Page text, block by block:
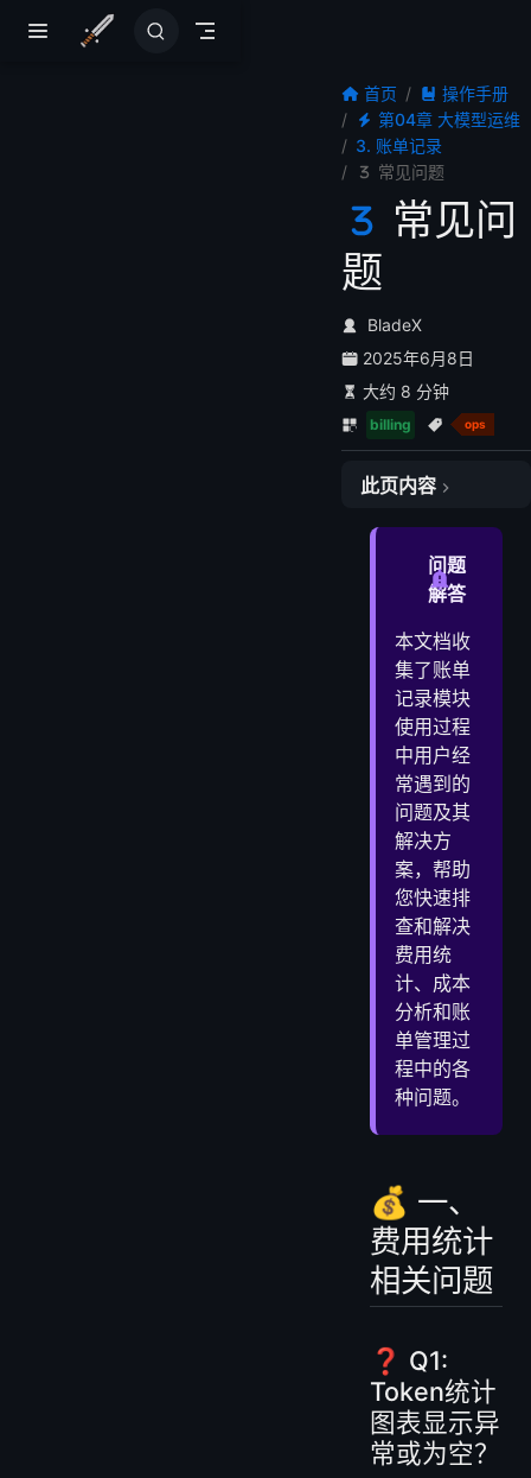
首页
操作手册
第04章 大模型运维
3. 账单记录
常见问题
常见问
题
BladeX
2025年6月8日
大约 8 分钟
billing ops
此页内容
🛠️ 五、技术问题排除
💡 六、最佳实践建议
📊 成本管理策略
🎯 数据分析技巧
问题
解答
本文档收
集了账单
记录模块
使用过程
中用户经
常遇到的
问题及其
解决方
案，帮助
您快速排
查和解决
费用统
计、成本
分析和账
单管理过
程中的各
种问题。
💰 一、
费用统计
相关问题
❓ Q1:
Token统计
图表显示异
常或为空？